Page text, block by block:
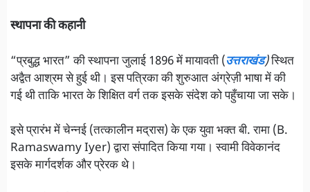
स्थापना की कहानी
“प्रबुद्ध भारत” की स्थापना जुलाई 1896 में मायावती (उत्तराखंड)स्थित
अद्वैत आश्रम से हुई थी। इस पत्रिका की शुरुआत अंग्रेज़ी भाषा में की
गई थी ताकि भारत के शिक्षित वर्ग तक इसके संदेश को पहुँचाया जा सके।
इसे प्रारंभ में चेन्नई (तत्कालीन मद्रास) के एक युवा भक्त बी. रामा (B.
Ramaswamy Iyer) द्वारा संपादित किया गया। स्वामी विवेकानंद
इसके मार्गदर्शक और प्रेरक थे।